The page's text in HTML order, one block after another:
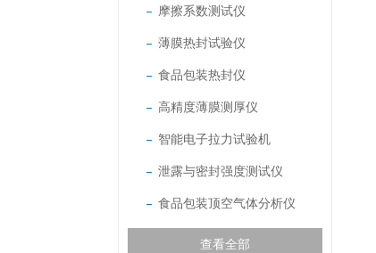
摩擦系数测试仪
薄膜热封试验仪
食品包装热封仪
高精度薄膜测厚仪
智能电子拉力试验机
泄露与密封强度测试仪
食品包装顶空气体分析仪
查看全部